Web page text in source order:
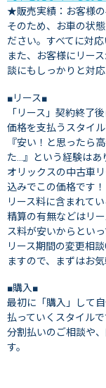
★販売実績：お客様
そのため、お車の状
ださい。すべてに対応
また、お客様にリー
談にもしっかりと対応
■リース■
「リース」契約終了
価格を支払うスタイル
『安い！と思ったら
た…』という経験はあ
オリックスの中古車
込みでこの価格です！
リース料に含まれて
精算の有無などはリ
ス料が安いからとい
リース期間の変更相
ますので、まずはお
■購入■
最初に「購入」して
払っていくスタイルで
分割払いのご相談や
す。